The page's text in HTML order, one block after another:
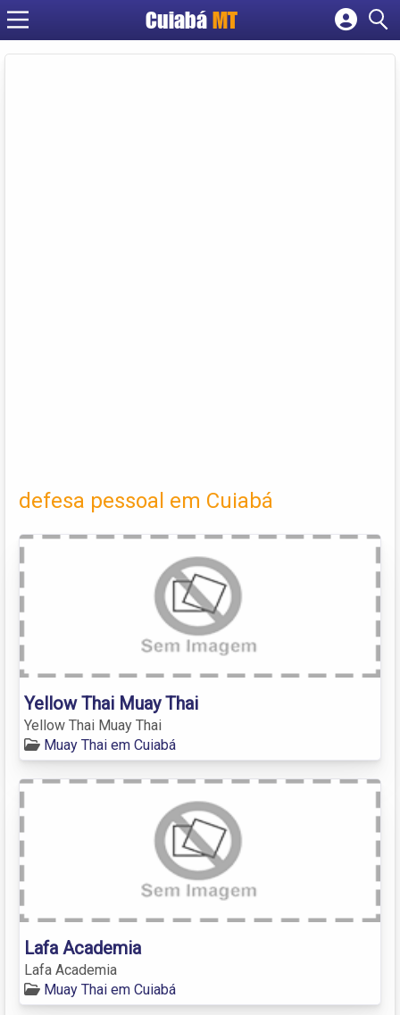
Cuiabá MT
Cadastrar empresa
defesa pessoal em Cuiabá
Yellow Thai Muay Thai
Yellow Thai Muay Thai
Muay Thai em Cuiabá
Lafa Academia
Lafa Academia
Muay Thai em Cuiabá